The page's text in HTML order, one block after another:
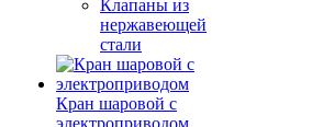
Клапаны из
нержавеющей
стали
Кран шаровой с
электроприводом